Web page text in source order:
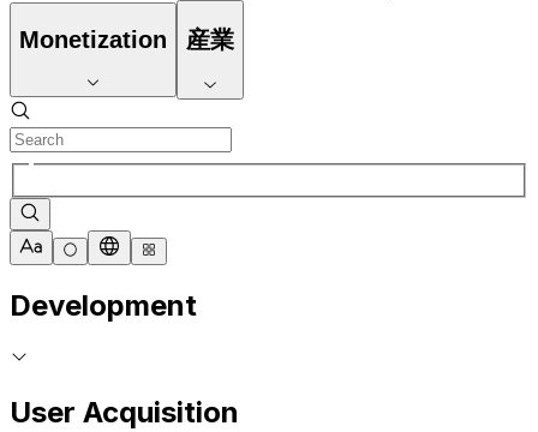
Monetization 産業
Development
User Acquisition